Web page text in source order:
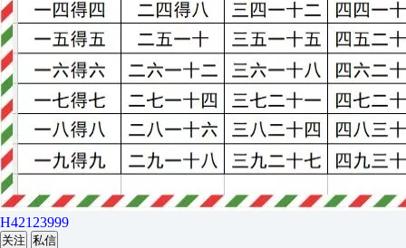
H42123999
关注 私信